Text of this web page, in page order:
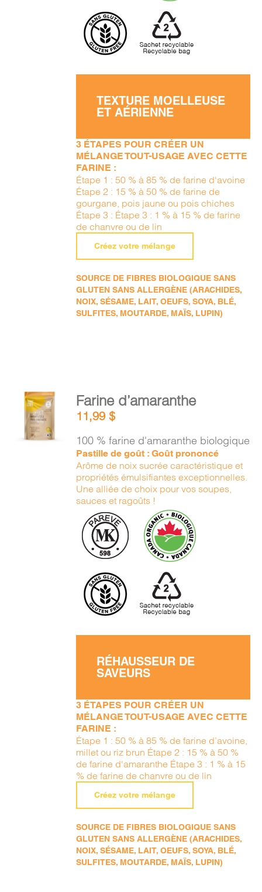
TEXTURE MOELLEUSE
ET AÉRIENNE
3 ÉTAPES POUR CRÉER UN
MÉLANGE TOUT-USAGE AVEC CETTE
FARINE :
Étape 1 : 50 % à 85 % de farine d'avoine
Étape 2 : 15 % à 50 % de farine de
gourgane, pois jaune ou pois chiches
Étape 3 : Étape 3 : 1 % à 15 % de farine
de chanvre ou de lin
Créez votre mélange
SOURCE DE FIBRES BIOLOGIQUE SANS
GLUTEN SANS ALLERGÈNE (ARACHIDES,
NOIX, SÉSAME, LAIT, OEUFS, SOYA, BLÉ,
SULFITES, MOUTARDE, MAÏS, LUPIN)
AJOUTER
AU
PANIER
Farine d’amaranthe
11,99$
100 % farine d'amaranthe biologique
Pastille de goût : Goût prononcé
Arôme de noix sucrée caractéristique et
propriétés émulsifiantes exceptionnelles.
Une alliée de choix pour vos soupes,
sauces et ragoûts !
RÉHAUSSEUR DE
SAVEURS
3 ÉTAPES POUR CRÉER UN
MÉLANGE TOUT-USAGE AVEC CETTE
FARINE :
Étape 1 : 50 % à 85 % de farine d’avoine,
millet ou riz brun Étape 2 : 15 % à 50 %
de farine d'amaranthe Étape 3 : 1 % à 15
% de farine de chanvre ou de lin
Créez votre mélange
SOURCE DE FIBRES BIOLOGIQUE SANS
GLUTEN SANS ALLERGÈNE (ARACHIDES,
NOIX, SÉSAME, LAIT, OEUFS, SOYA, BLÉ,
SULFITES, MOUTARDE, MAÏS, LUPIN)